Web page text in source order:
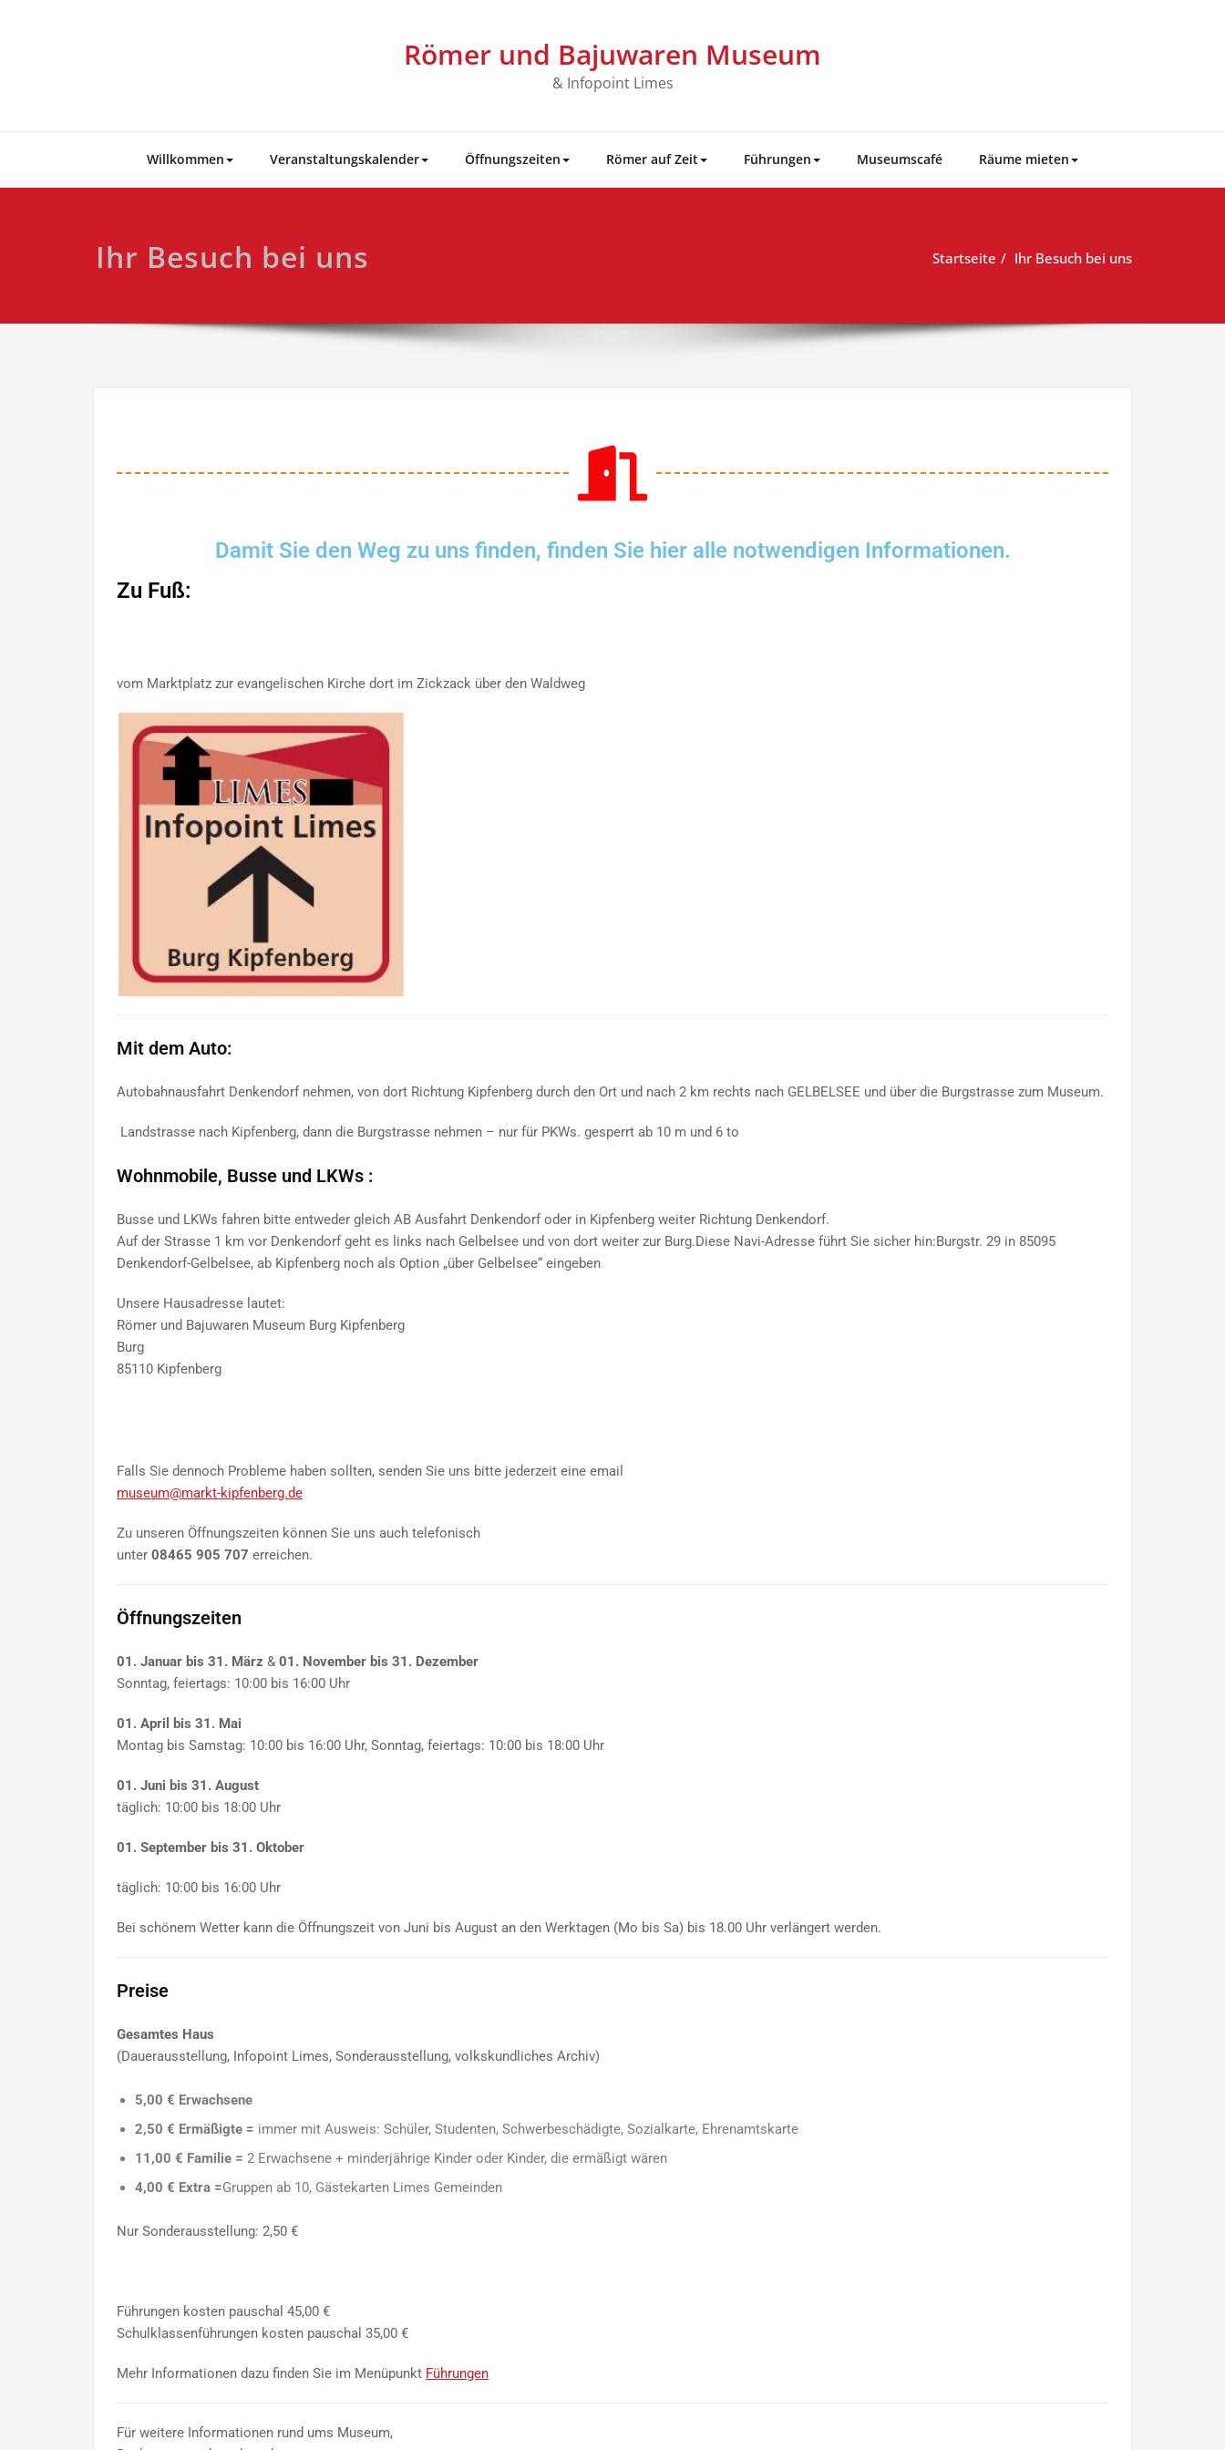
Römer und Bajuwaren Museum
& Infopoint Limes
Willkommen Veranstaltungskalender Öffnungszeiten Römer auf Zeit Führungen Museumscafé Räume mieten
Ihr Besuch bei uns Startseite Ihr Besuch bei uns
Damit Sie den Weg zu uns finden, finden Sie hier alle notwendigen Informationen.
Zu Fuß:
vom Marktplatz zur evangelischen Kirche dort im Zickzack über den Waldweg
Mit dem Auto:
Autobahnausfahrt Denkendorf nehmen, von dort Richtung Kipfenberg durch den Ort und nach 2 km rechts nach GELBELSEE und über die Burgstrasse zum Museum.
Landstrasse nach Kipfenberg, dann die Burgstrasse nehmen – nur für PKWs. gesperrt ab 10 m und 6 to
Wohnmobile, Busse und LKWs :
Busse und LKWs fahren bitte entweder gleich AB Ausfahrt Denkendorf oder in Kipfenberg weiter Richtung Denkendorf.
Auf der Strasse 1 km vor Denkendorf geht es links nach Gelbelsee und von dort weiter zur Burg.Diese Navi-Adresse führt Sie sicher hin:Burgstr. 29 in 85095
Denkendorf-Gelbelsee, ab Kipfenberg noch als Option „über Gelbelsee“ eingeben
Unsere Hausadresse lautet:
Römer und Bajuwaren Museum Burg Kipfenberg
Burg
85110 Kipfenberg
Falls Sie dennoch Probleme haben sollten, senden Sie uns bitte jederzeit eine email
museum@markt-kipfenberg.de
Zu unseren Öffnungszeiten können Sie uns auch telefonisch
unter 08465 905 707 erreichen.
Öffnungszeiten
01. Januar bis 31. März & 01. November bis 31. Dezember
Sonntag, feiertags: 10:00 bis 16:00 Uhr
01. April bis 31. Mai
Montag bis Samstag: 10:00 bis 16:00 Uhr, Sonntag, feiertags: 10:00 bis 18:00 Uhr
01. Juni bis 31. August
täglich: 10:00 bis 18:00 Uhr
01. September bis 31. Oktober
täglich: 10:00 bis 16:00 Uhr
Bei schönem Wetter kann die Öffnungszeit von Juni bis August an den Werktagen (Mo bis Sa) bis 18.00 Uhr verlängert werden.
Preise
Gesamtes Haus
(Dauerausstellung, Infopoint Limes, Sonderausstellung, volkskundliches Archiv)
5,00 € Erwachsene
2,50 € Ermäßigte = immer mit Ausweis: Schüler, Studenten, Schwerbeschädigte, Sozialkarte, Ehrenamtskarte
11,00 € Familie = 2 Erwachsene + minderjährige Kinder oder Kinder, die ermäßigt wären
4,00 € Extra =Gruppen ab 10, Gästekarten Limes Gemeinden
Nur Sonderausstellung: 2,50 €
Führungen kosten pauschal 45,00 €
Schulklassenführungen kosten pauschal 35,00 €
Mehr Informationen dazu finden Sie im Menüpunkt Führungen
Für weitere Informationen rund ums Museum,